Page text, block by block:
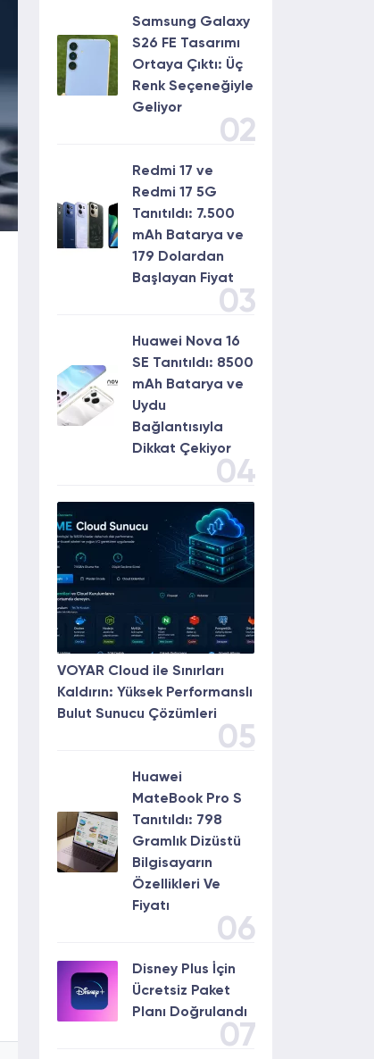
Samsung Galaxy
S26 FE Tasarımı
Ortaya Çıktı: Üç
Renk Seçeneğiyle
Geliyor
02
Redmi 17 ve
Redmi 17 5G
Tanıtıldı: 7.500
mAh Batarya ve
179 Dolardan
Başlayan Fiyat
03
Huawei Nova 16
SE Tanıtıldı: 8500
mAh Batarya ve
Uydu
Bağlantısıyla
Dikkat Çekiyor
04
VOYAR Cloud ile Sınırları
Kaldırın: Yüksek Performanslı
Bulut Sunucu Çözümleri
05
Huawei
MateBook Pro S
Tanıtıldı: 798
Gramlık Dizüstü
Bilgisayarın
Özellikleri Ve
Fiyatı
06
Disney Plus İçin
Ücretsiz Paket
Planı Doğrulandı
07